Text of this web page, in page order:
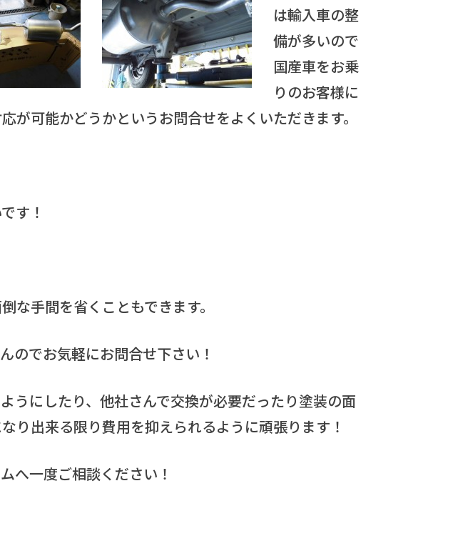
は輸入車の整
備が多いので
国産車をお乗
りのお客様に
が可能かどうかというお問合せをよくいただきます。
す！
な手間を省くこともできます。
のでお気軽にお問合せ下さい！
うにしたり、他社さんで交換が必要だったり塗装の面
り出来る限り費用を抑えられるように頑張ります！
へ一度ご相談ください！